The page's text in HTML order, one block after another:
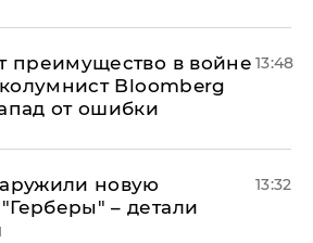
преимущество в войне
Bloomberg
от ошибки
13:48
новую
– детали
13:32